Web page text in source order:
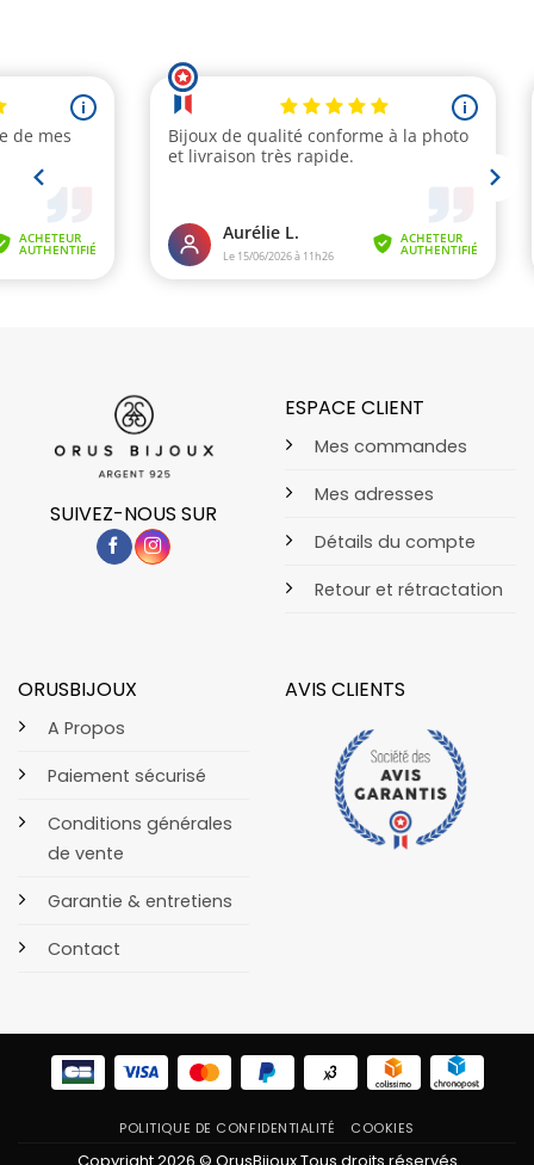
SUIVEZ-NOUS SUR
ESPACE CLIENT
Mes commandes
Mes adresses
Détails du compte
Retour et rétractation
ORUSBIJOUX
A Propos
Paiement sécurisé
Conditions générales
de vente
Garantie & entretiens
Contact
AVIS CLIENTS
POLITIQUE DE CONFIDENTIALITÉ COOKIES